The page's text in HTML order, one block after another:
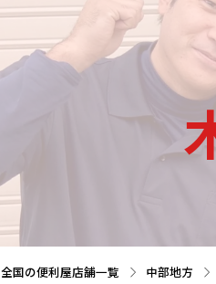
全国の便利屋店舗一覧 中部地方